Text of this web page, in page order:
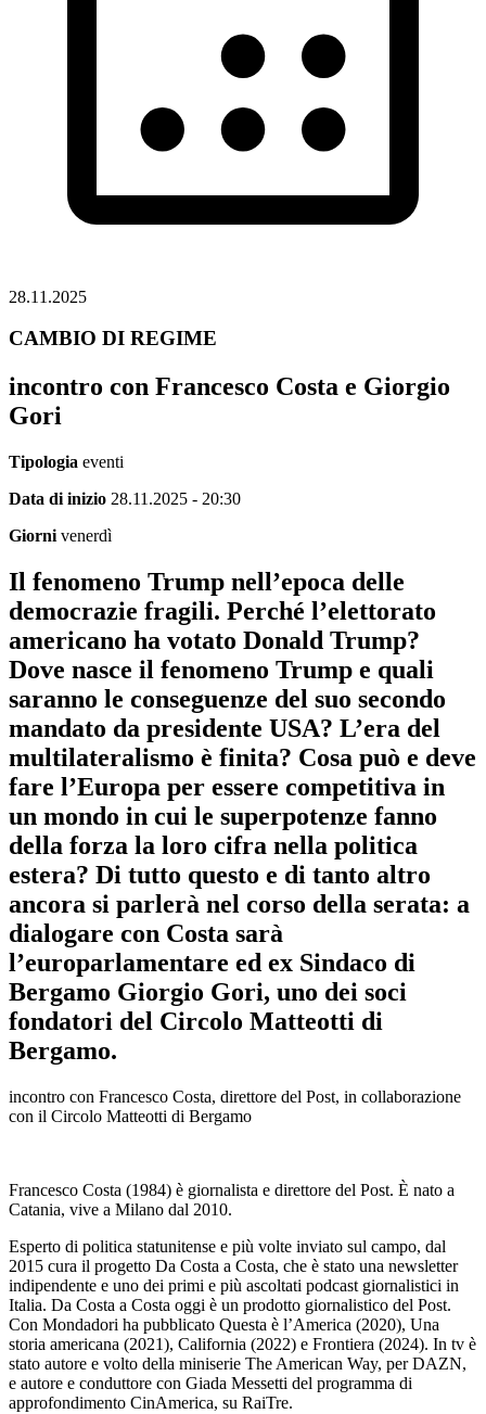
28.11.2025
CAMBIO DI REGIME
incontro con Francesco Costa e Giorgio
Gori
Tipologia eventi
Data di inizio 28.11.2025 - 20:30
Giorni venerdì
Il fenomeno Trump nell’epoca delle
democrazie fragili. Perché l’elettorato
americano ha votato Donald Trump?
Dove nasce il fenomeno Trump e quali
saranno le conseguenze del suo secondo
mandato da presidente USA? L’era del
multilateralismo è finita? Cosa può e deve
fare l’Europa per essere competitiva in
un mondo in cui le superpotenze fanno
della forza la loro cifra nella politica
estera? Di tutto questo e di tanto altro
ancora si parlerà nel corso della serata: a
dialogare con Costa sarà
l’europarlamentare ed ex Sindaco di
Bergamo Giorgio Gori, uno dei soci
fondatori del Circolo Matteotti di
Bergamo.
incontro con Francesco Costa, direttore del Post, in collaborazione
con il Circolo Matteotti di Bergamo
Francesco Costa (1984) è giornalista e direttore del Post. È nato a
Catania, vive a Milano dal 2010.
Esperto di politica statunitense e più volte inviato sul campo, dal
2015 cura il progetto Da Costa a Costa, che è stato una newsletter
indipendente e uno dei primi e più ascoltati podcast giornalistici in
Italia. Da Costa a Costa oggi è un prodotto giornalistico del Post.
Con Mondadori ha pubblicato Questa è l’America (2020), Una
storia americana (2021), California (2022) e Frontiera (2024). In tv è
stato autore e volto della miniserie The American Way, per DAZN,
e autore e conduttore con Giada Messetti del programma di
approfondimento CinAmerica, su RaiTre.